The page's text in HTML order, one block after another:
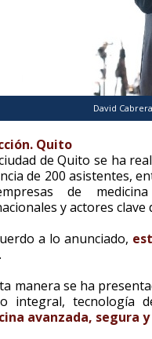
David
Quito
de Quito se ha
de 200 asistentes,
de
y actores
a lo anunciado,
manera se ha
integral, tecnología
avanzada, segura